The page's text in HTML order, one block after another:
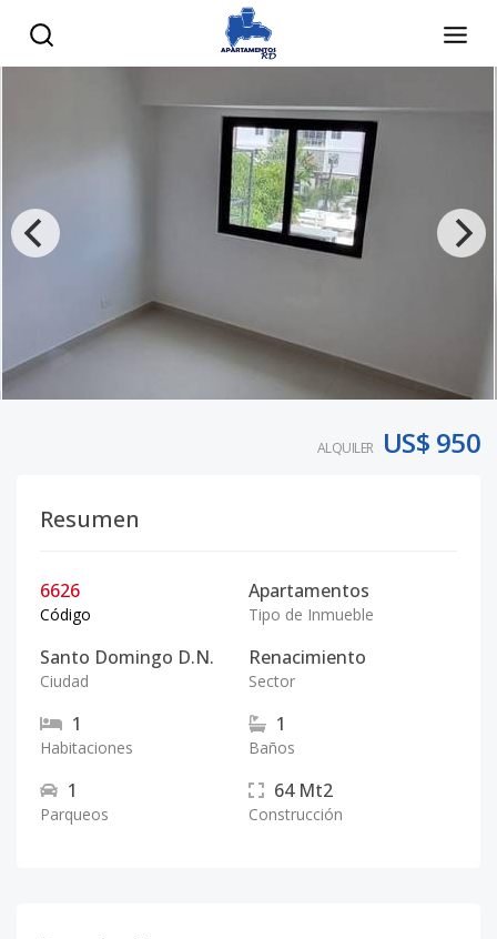
ALQUILER US$ 950
Resumen
6626
Código
Apartamentos
Tipo de Inmueble
Santo Domingo D.N.
Ciudad
Renacimiento
Sector
1
Habitaciones
1
Baños
1
Parqueos
64 Mt2
Construcción